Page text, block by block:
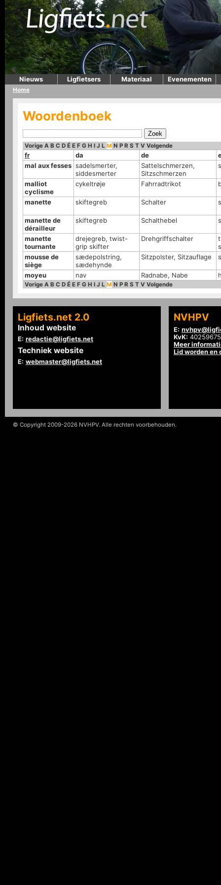
Nieuws Ligfietsers Materiaal Evenementen
Home
Woordenboek
Vorige A B C D É E F G H I J L M N P R S T V Volgende
fr da de
mal aux fesses sadelsmerter,
siddesmerter
Sattelschmerzen,
Sitzschmerzen
malliot
cyclisme
cykeltrøje Fahrradtrikot
manette skiftegreb Schalter
manette de
dérailleur
skiftegreb Schalthebel
manette
tournante
drejegreb, twist-
grip skifter
Drehgriffschalter
mousse de
siège
sædepolstring,
sædehynde
Sitzpolster, Sitzauflage
moyeu nav Radnabe, Nabe
Vorige A B C D É E F G H I J L M N P R S T V Volgende
Ligfiets.net 2.0
Inhoud website
E: redactie@ligfiets.net
Techniek website
E: webmaster@ligfiets.net
NVHPV
E:
KvK: 40259675
Meer
Lid worden en
© Copyright 2009-2026 NVHPV. Alle rechten voorbehouden.